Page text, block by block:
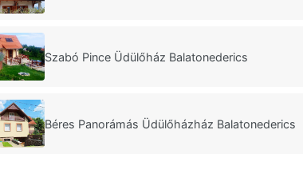
Szabó Pince Üdülőház Balatonederics
Béres Panorámás Üdülőházház Balatonederics